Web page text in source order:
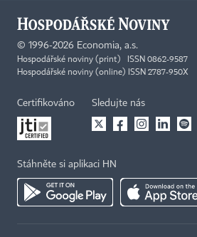
© 1996-2026 Economia, a.s.
Hospodářské noviny (print) ISSN 0862-9587
Hospodářské noviny (online) ISSN 2787-950X
Certifikováno Sledujte nás
Stáhněte si aplikaci HN